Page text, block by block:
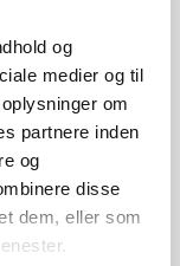
og
medier og til
om
partnere inden
og
disse
dem, eller som
- og kog et
hvedemel.
kog i nogle